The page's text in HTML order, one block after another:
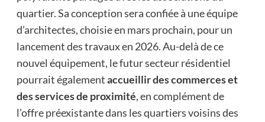
quartier. Sa conception sera confiée à une équipe
d’architectes, choisie en mars prochain, pour un
lancement des travaux en 2026. Au-delà de ce
nouvel équipement, le futur secteur résidentiel
pourrait égalementaccueillir des commerces et
des services de proximité, en complément de
l’offre préexistante dans les quartiers voisins des